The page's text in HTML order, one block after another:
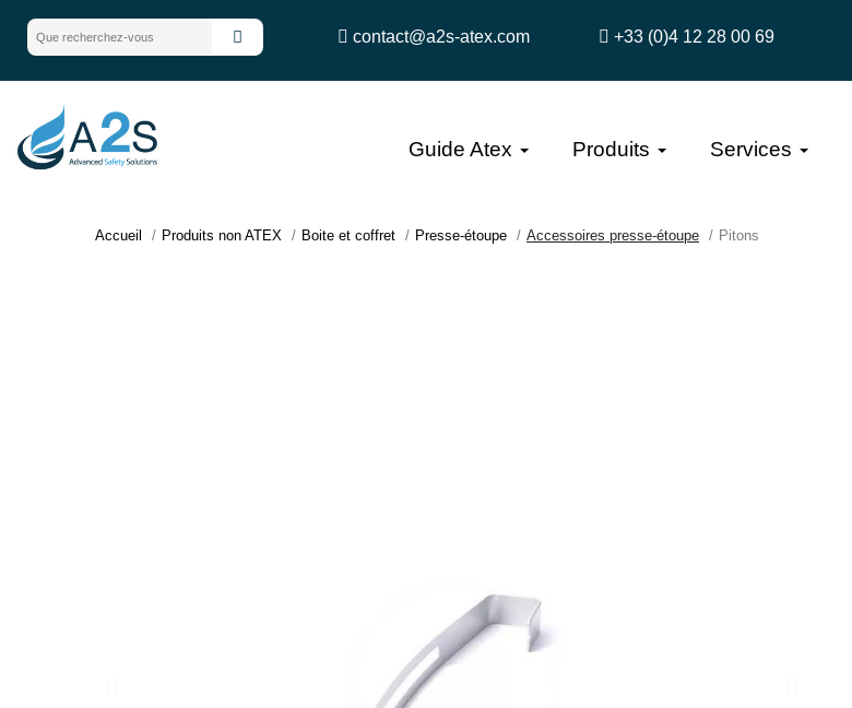
contact@a2s-atex.com +33 (0)4 12 28 00 69
Guide Atex Produits Services
Accueil Produits non ATEX Boite et coffret Presse-étoupe Accessoires presse-étoupe Pitons